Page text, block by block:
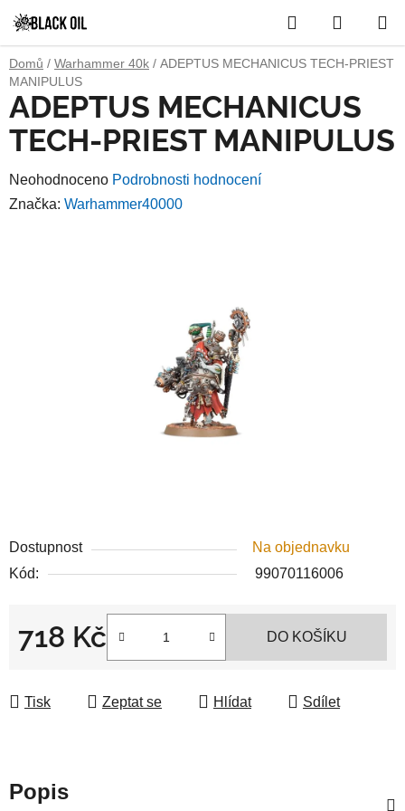
na
obsah
Hledat
KOŠÍK
Domů / Warhammer 40k / ADEPTUS MECHANICUS TECH-PRIEST
MANIPULUS
Dostupnost
Na objednavku
Kód:
99070116006
718 Kč DO KOŠÍKU
Tisk Zeptat se Hlídat Sdílet
ADEPTUS MECHANICUS
TECH-PRIEST MANIPULUS
Průměrné
hodnocení
Neohodnoceno Podrobnosti hodnocení
Značka: Warhammer40000
Popis